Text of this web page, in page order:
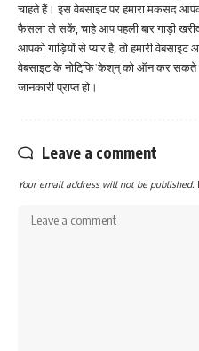
चाहते हैं। इस वेबसाइट पर हमारा मकसद
फैसला ले सकें, चाहे आप पहली बार गाड़ी
आपको गाड़ियों से प्यार है, तो हमारी
वेबसाइट के नोटिफि़ˈकेश्‌न्‌ को ऑन कर
जानकारी प्राप्त हो।
Leave a comment
Your email address will not be published.